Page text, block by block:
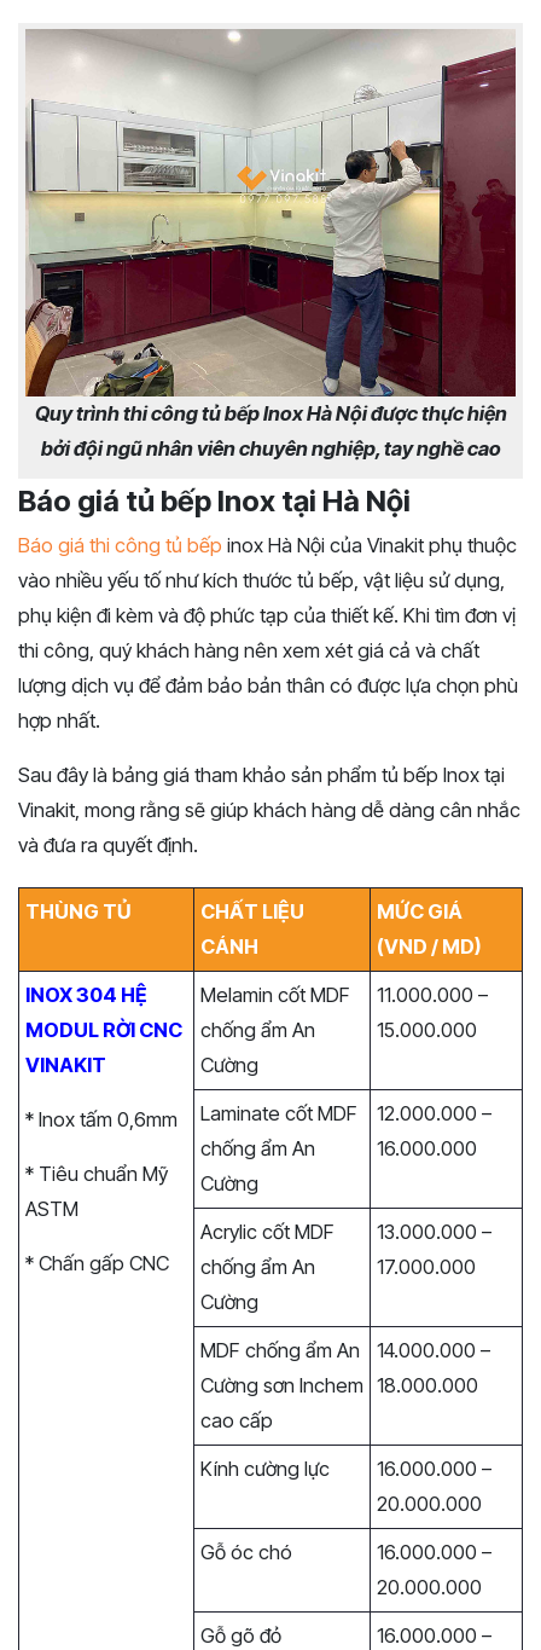
Quy trình thi công tủ bếp Inox Hà Nội được thực hiện
bởi đội ngũ nhân viên chuyên nghiệp, tay nghề cao
Báo giá tủ bếp Inox tại Hà Nội
Báo giá thi công tủ bếp inox Hà Nội của Vinakit phụ thuộc
vào nhiều yếu tố như kích thước tủ bếp, vật liệu sử dụng,
phụ kiện đi kèm và độ phức tạp của thiết kế. Khi tìm đơn vị
thi công, quý khách hàng nên xem xét giá cả và chất
lượng dịch vụ để đảm bảo bản thân có được lựa chọn phù
hợp nhất.
Sau đây là bảng giá tham khảo sản phẩm tủ bếp Inox tại
Vinakit, mong rằng sẽ giúp khách hàng dễ dàng cân nhắc
và đưa ra quyết định.
THÙNG TỦ
CHẤT LIỆU
CÁNH
MỨC GIÁ
(VND / MD)
INOX 304 HỆ
MODUL RỜI CNC
VINAKIT
* Inox tấm 0,6mm
* Tiêu chuẩn Mỹ
ASTM
* Chấn gấp CNC
Melamin cốt MDF
chống ẩm An
Cường
11.000.000 –
15.000.000
Laminate cốt MDF
chống ẩm An
Cường
12.000.000 –
16.000.000
Acrylic cốt MDF
chống ẩm An
Cường
13.000.000 –
17.000.000
MDF chống ẩm An
Cường sơn Inchem
cao cấp
14.000.000 –
18.000.000
Kính cường lực
16.000.000 –
20.000.000
Gỗ óc chó
16.000.000 –
20.000.000
Gỗ gõ đỏ
16.000.000 –